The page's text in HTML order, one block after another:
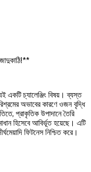
একটি চ্যালেঞ্জিং বিষয়। ব্যস্ত
অভাবের কারণে ওজন বৃদ্ধি
প্রাকৃতিক উপাদানে তৈরি
হিসেবে আবির্ভূত হয়েছে। এটি
ফিটনেস নিশ্চিত করে।